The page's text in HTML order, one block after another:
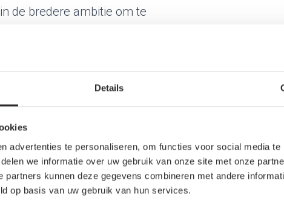
Details
advertenties te personaliseren, om functies voor social media te
we informatie over uw gebruik van onze site met onze
partners kunnen deze gegevens combineren met andere
op basis van uw gebruik van hun services.
de bredere ambitie om te
nog geen succes gebleken. Hier
van rond 60-70 KM is dit echt een